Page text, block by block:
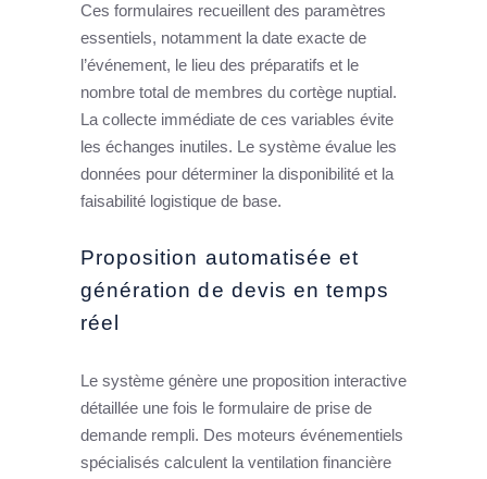
Ces formulaires recueillent des paramètres
essentiels, notamment la date exacte de
l’événement, le lieu des préparatifs et le
nombre total de membres du cortège nuptial.
La collecte immédiate de ces variables évite
les échanges inutiles. Le système évalue les
données pour déterminer la disponibilité et la
faisabilité logistique de base.
Proposition automatisée et
génération de devis en temps
réel
Le système génère une proposition interactive
détaillée une fois le formulaire de prise de
demande rempli. Des moteurs événementiels
spécialisés calculent la ventilation financière